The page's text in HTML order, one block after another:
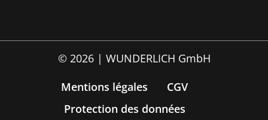
© 2026 | WUNDERLICH GmbH
Mentions légales
CGV
Protection des données